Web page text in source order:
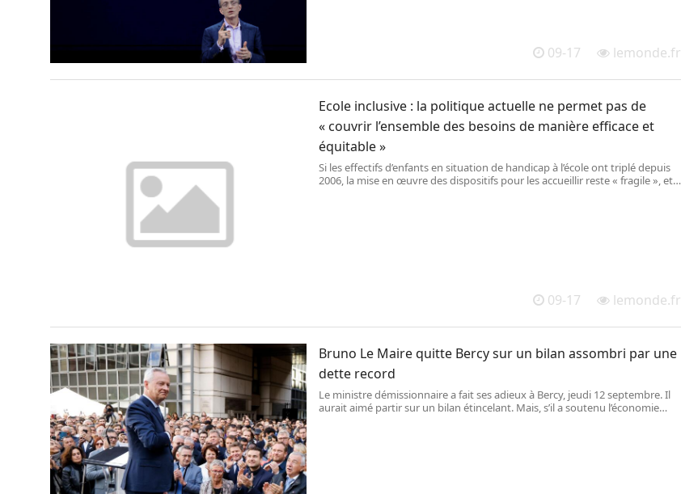
09-17 lemonde.fr
Ecole inclusive : la politique actuelle ne permet pas de
« couvrir l’ensemble des besoins de manière efficace et
équitable »
Si les effectifs d’enfants en situation de handicap à l’école ont triplé depuis
2006, la mise en œuvre des dispositifs pour les accueillir reste « fragile », et
09-17 lemonde.fr
Bruno Le Maire quitte Bercy sur un bilan assombri par une
dette record
Le ministre démissionnaire a fait ses adieux à Bercy, jeudi 12 septembre. Il
aurait aimé partir sur un bilan étincelant. Mais, s’il a soutenu l’économie